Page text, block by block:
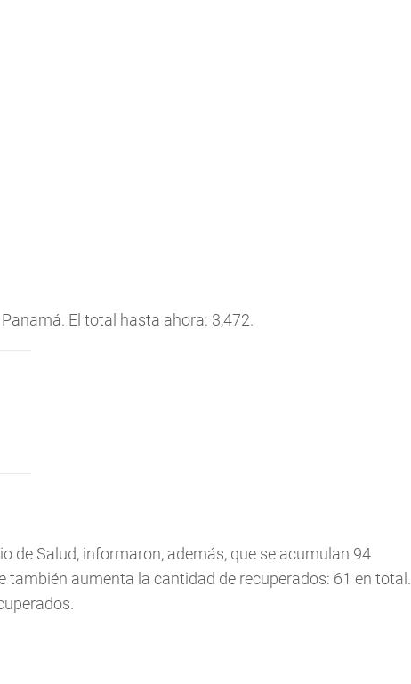
El total hasta ahora: 3,472.
de Salud, informaron, además, que se acumulan 94
aumenta la cantidad de recuperados: 61 en total.